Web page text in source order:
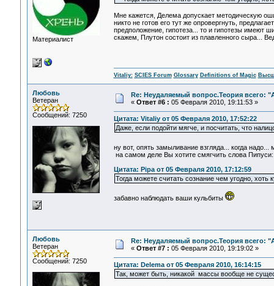
Материалист
Мне кажется, Делема допускает методическую
никто не готов его тут же опровергнуть,
предположение, гипотеза... то и гипотезы имеют
скажем, Плутон состоит из плавленного сыра...
Vitaliy: SCIES Forum Glossary Definitions of Magic
Любовь
Ветеран
Сообщений: 7250
Re: Неудаляемый вопрос.Теория всего:
« Ответ #6 : 05 Февраля 2010, 19:11:53 »
Цитата: Vitaliy от 05 Февраля 2010, 17:52:22
Даже, если подойти мягче, и посчитать, что
ну вот, опять замыливание взгляда... когда надо...
на самом деле Вы хотите смягчить слова Пипуси:
Цитата: Pipa от 05 Февраля 2010, 17:12:59
Тогда можете считать сознание чем угодно, хоть
забавно наблюдать ваши кульбиты
Любовь
Ветеран
Сообщений: 7250
Re: Неудаляемый вопрос.Теория всего:
« Ответ #7 : 05 Февраля 2010, 19:19:02 »
Цитата: Delema от 05 Февраля 2010, 16:14:15
Так, может быть, никакой массы вообще не